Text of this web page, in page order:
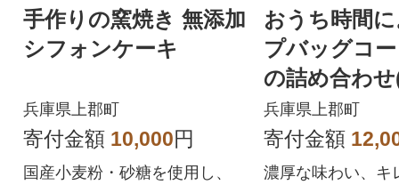
手作りの窯焼き 無添加
シフォンケーキ
兵庫県上郡町
寄付金額 10,000円
国産小麦粉・砂糖を使用し、
おうち時間
プバッグコ
の詰め合わ
ド5袋×3)
兵庫県上郡町
寄付金額
濃厚な味わい、キ